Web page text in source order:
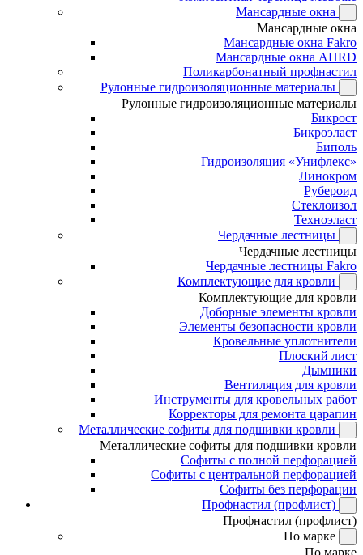
Мансардные окна
Мансардные окна
Мансардные окна Fakro
Мансардные окна AHRD
Поликарбонатный профнастил
Рулонные гидроизоляционные материалы
Рулонные гидроизоляционные материалы
Бикрост
Бикроэласт
Биполь
Гидроизоляция «Унифлекс»
Линокром
Рубероид
Стеклоизол
Техноэласт
Чердачные лестницы
Чердачные лестницы
Чердачные лестницы Fakro
Комплектующие для кровли
Комплектующие для кровли
Доборные элементы кровли
Элементы безопасности кровли
Кровельные уплотнители
Плоский лист
Дымники
Вентиляция для кровли
Инструменты для кровельных работ
Корректоры для ремонта царапин
Металлические софиты для подшивки кровли
Металлические софиты для подшивки кровли
Софиты с полной перфорацией
Софиты с центральной перфорацией
Софиты без перфорации
Профнастил (профлист)
Профнастил (профлист)
По марке
По марке